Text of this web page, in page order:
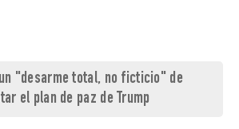
"desarme total, no ficticio" de
el plan de paz de Trump